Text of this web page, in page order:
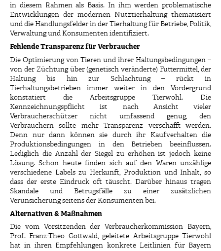
in diesem Rahmen als Basis. In ihm werden problematische
Entwicklungen der modernen Nutztierhaltung thematisiert
und die Handlungsfelder in der Tierhaltung für Betriebe, Politik,
Verwaltung und Konsumenten identifiziert.
Fehlende Transparenz für Verbraucher
Die Optimierung von Tieren und ihrer Haltungsbedingungen –
von der Züchtung über (genetisch veränderte) Futtermittel, der
Haltung bis hin zur Schlachtung – rückt in
Tierhaltungsbetrieben immer weiter in den Vordergrund
konstatiert die Arbeitsgruppe Tierwohl. Die
Kennzeichnungspflicht ist nach Ansicht vieler
Verbraucherschützer nicht umfassend genug, den
Verbrauchern sollte mehr Transparenz verschafft werden.
Denn nur dann können sie durch ihr Kaufverhalten die
Produktionsbedingungen in den Betrieben beeinflussen.
Lediglich die Anzahl der Siegel zu erhöhen ist jedoch keine
Lösung. Schon heute finden sich auf den Waren unzählige
verschiedene Labels zu Herkunft, Produktion und Inhalt, so
dass der erste Eindruck oft täuscht. Darüber hinaus tragen
Skandale und Betrugsfälle zu einer zusätzlichen
Verunsicherung seitens der Konsumenten bei.
Alternativen & Maßnahmen
Die vom Vorsitzenden der Verbraucherkommission Bayern,
Prof. Franz-Theo Gottwald, geleitete Arbeitsgruppe Tierwohl
hat in ihren Empfehlungen konkrete Leitlinien für Bayern